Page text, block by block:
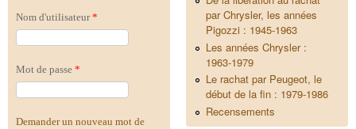
Nom d'utilisateur*
Mot de passe *
Demander un nouveau mot de
par Chrysler, les années
Pigozzi : 1945-1963
Les années Chrysler :
1963-1979
Le rachat par Peugeot, le
début de la fin : 1979-1986
Recensements